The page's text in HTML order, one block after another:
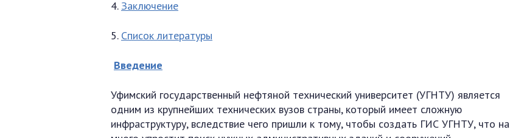
4. Заключение
5. Список литературы
Введение
Уфимский государственный нефтяной технический университет (УГНТУ) является
одним из крупнейших технических вузов страны, который имеет сложную
инфраструктуру, вследствие чего пришли к тому, чтобы создать ГИС УГНТУ, что на